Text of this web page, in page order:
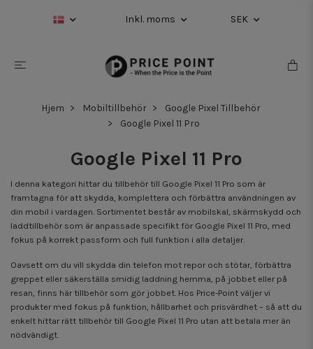
Inkl. moms SEK
Hjem Mobiltillbehör
Google Pixel Tillbehör
Google Pixel 11 Pro
Google Pixel 11 Pro
I denna kategori hittar du tillbehör till Google Pixel 11 Pro som är
framtagna för att skydda, komplettera och förbättra användningen av
din mobil i vardagen. Sortimentet består av mobilskal, skärmskydd och
laddtillbehör som är anpassade specifikt för Google Pixel 11 Pro, med
fokus på korrekt passform och full funktion i alla detaljer.
Oavsett om du vill skydda din telefon mot repor och stötar, förbättra
greppet eller säkerställa smidig laddning hemma, på jobbet eller på
resan, finns här tillbehör som gör jobbet. Hos Price-Point väljer vi
produkter med fokus på funktion, hållbarhet och prisvärdhet – så att du
enkelt hittar rätt tillbehör till Google Pixel 11 Pro utan att betala mer än
nödvändigt.